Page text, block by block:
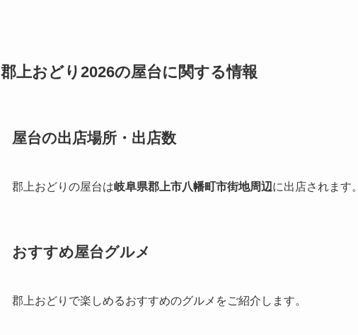
郡上おどり2026の屋台に関する情報
屋台の出店場所・出店数
郡上おどりの屋台は岐阜県郡上市八幡町市街地周辺に出店されます。
おすすめ屋台グルメ
郡上おどりで楽しめるおすすめのグルメをご紹介します。